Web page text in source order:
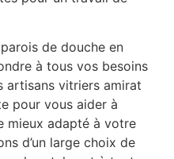
de douche en
à tous vos besoins
artisans vitriers amirat
pour vous aider à
mieux adapté à votre
d’un large choix de